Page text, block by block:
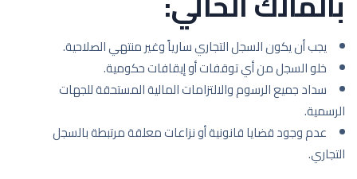
يجب أن يكون السجل التجاري سارياً وغير منتهي الصلاحية.
خلو السجل من أي توقفات أو إيقافات حكومية.
سداد جميع الرسوم والالتزامات المالية المستحقة للجهات
الرسمية.
عدم وجود قضايا قانونية أو نزاعات معلقة مرتبطة بالسجل
التجاري.